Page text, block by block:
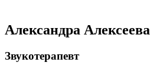
Александра Алексеева
Звукотерапевт